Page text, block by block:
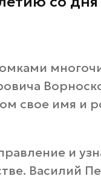
свое имя и
и
Василий